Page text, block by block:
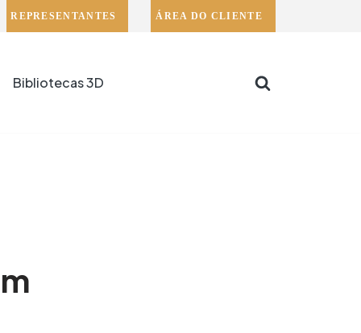
REPRESENTANTES ÁREA DO CLIENTE
Bibliotecas 3D